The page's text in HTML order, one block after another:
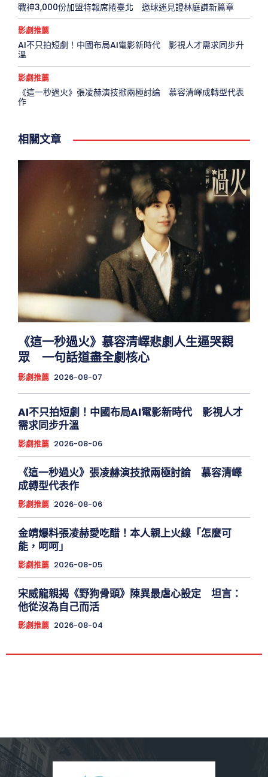
戰神3,000份加盟特報席捲臺北 邀球迷見證林庭謙新篇章
影劇推薦
AI不只拍短劇！中國布局AI電影新時代 影視人才需求同步升
溫
影劇推薦
《這一秒過火》張凌赫演技掀兩極討論 慕容清嶧成轉型代表
作
相關文章
《這一秒過火》慕容清嶧悲劇人生逼哭觀
眾 一句話道盡全劇核心
影劇推薦 2026-08-07
AI不只拍短劇！中國布局AI電影新時代 影視人才
需求同步升溫
影劇推薦 2026-08-06
《這一秒過火》張凌赫演技掀兩極討論 慕容清嶧
成轉型代表作
影劇推薦 2026-08-06
金靖爆料張凌赫愛吃醋！本人親上火線「怎麼可
能，呵呵」
影劇推薦 2026-08-05
宋威龍親揭《野狗骨頭》陳異最虐心設定 坦言：
他從沒為自己而活
影劇推薦 2026-08-04